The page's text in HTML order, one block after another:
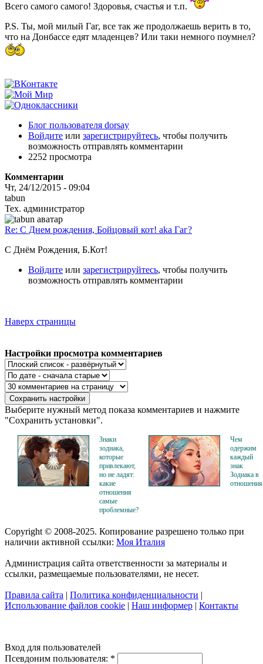
Всего самого самого! Здоровья, счастья и т.п.
P.S. Ты, мой милый Гаг, все так же продолжаешь верить в то,
что на Донбассе едят младенцев? Или таки немного поумнел?
Блог пользователя dorsay
Войдите или зарегистрируйтесь, чтобы получить
возможность отправлять комментарии
2252 просмотра
Комментарии
Чт, 24/12/2015 - 09:04
tabun
Тех. администратор
Re: C Днем рождения, Бойцовый кот! aka Гаг?
С Днём Рождения, Б.Кот!
Войдите или зарегистрируйтесь, чтобы получить
возможность отправлять комментарии
Наверх страницы
Настройки просмотра комментариев
Выберите нужный метод показа комментариев и нажмите
"Сохранить установки".
Знаки
зодиака,
которые
привлекают,
но не ладят:
какие
отношения
самые
проблемные?
Чем
одержим
каждый
знак
Зодиака в
Copyright © 2008-2025. Копирование разрешено только при
наличии активной ссылки: Моя Италия
Администрация сайта ответственности за материалы и
ссылки, размещаемые пользователями, не несет.
Правила сайта | Политика конфиденциальности |
Использование файлов cookie | Наш информер | Контакты
Вход для пользователей
Псевдоним пользователя: *